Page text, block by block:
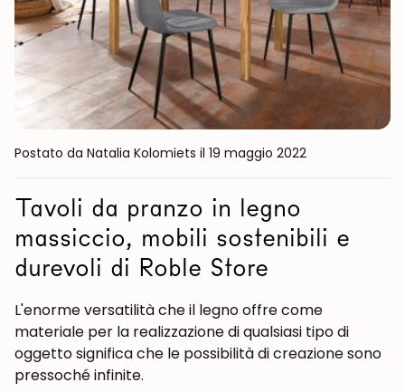
Armadietti
Appendiabiti Mobili
Postato da Natalia Kolomiets il 19 maggio 2022
Tavoli da pranzo in legno
massiccio, mobili sostenibili e
durevoli di Roble Store
L'enorme versatilità che il legno offre come
materiale per la realizzazione di qualsiasi tipo di
oggetto significa che le possibilità di creazione sono
pressoché infinite.